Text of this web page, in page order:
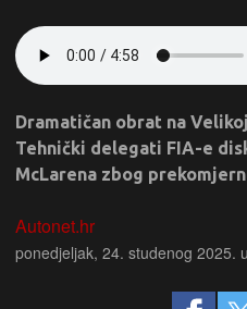
Dramatičan obrat na
Tehnički delegati FIA-e
McLarena zbog
Autonet.hr
ponedjeljak, 24. studenog 2025.